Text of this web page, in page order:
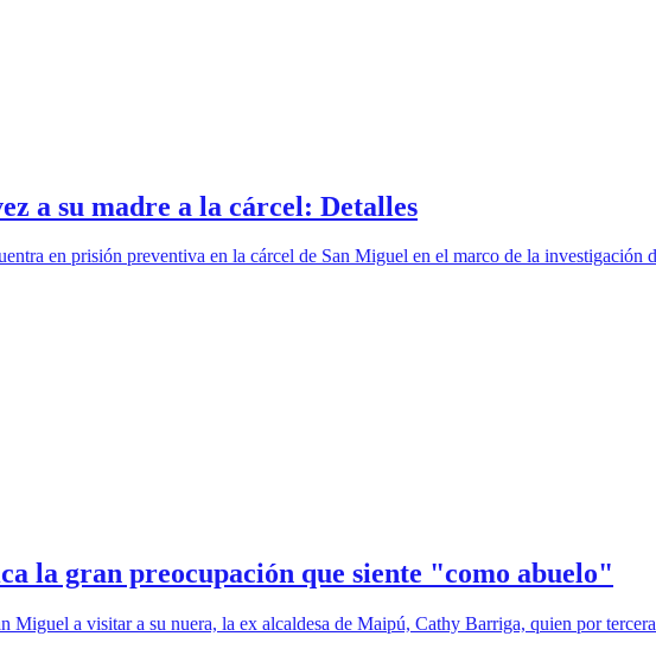
a su madre a la cárcel: Detalles
en prisión preventiva en la cárcel de San Miguel en el marco de la investigación
la gran preocupación que siente "como abuelo"
Miguel a visitar a su nuera, la ex alcaldesa de Maipú, Cathy Barriga, quien por